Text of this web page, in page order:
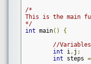
/*
This is the main
*/
int main()
{
//Variables
int i, j ;
int steps =